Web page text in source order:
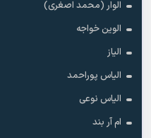
الوار (محمد اصغری)
الوین خواجه
الیاز
الیاس پوراحمد
الیاس نوعی
ام آر بند